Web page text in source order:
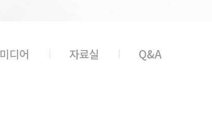
미디어 자료실 Q&A